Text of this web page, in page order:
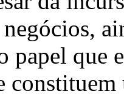
papel que